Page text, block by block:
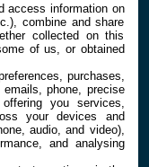
access information on
combine and share
collected on this
of us, or obtained
purchases,
phone, precise
you services,
your devices and
audio, and video),
and analysing